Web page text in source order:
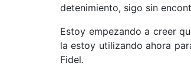
detenimiento, sigo sin
Estoy empezando a creer
la estoy utilizando ahora
Fidel.